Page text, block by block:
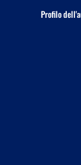
Profilo